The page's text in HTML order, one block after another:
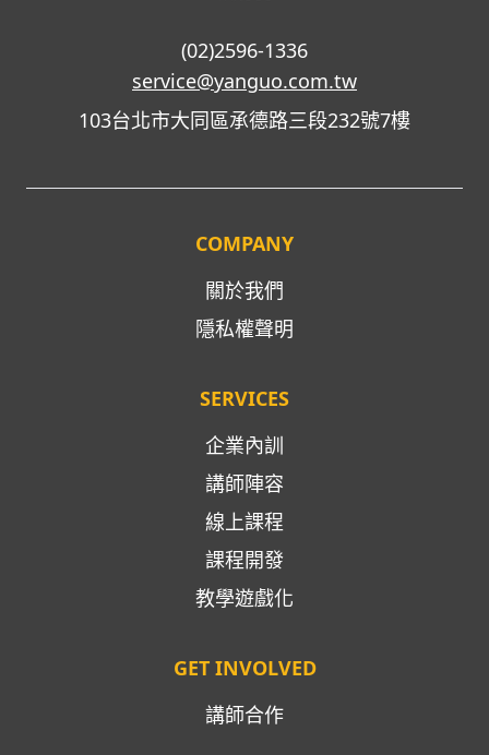
(02)2596-1336
service@yanguo.com.tw
103台北市大同區承德路三段232號7樓
COMPANY
關於我們
隱私權聲明
SERVICES
企業內訓
講師陣容
線上課程
課程開發
教學遊戲化
GET INVOLVED
講師合作